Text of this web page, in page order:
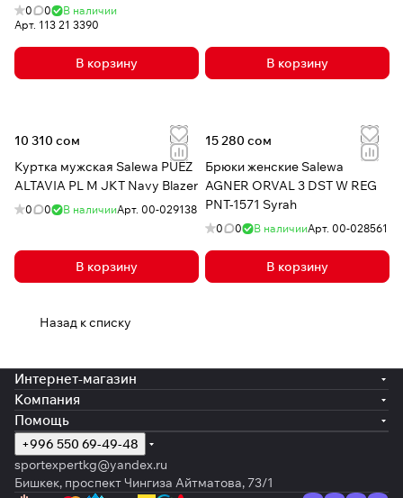
0 0
В наличии
Арт. 113 21 3390
В корзину В корзину
10 310 сом
Куртка мужская Salewa PUEZ
ALTAVIA PL M JKT Navy Blazer
0 0 В наличииАрт. 00-029138
В корзину
15 280 сом
Брюки женские Salewa
AGNER ORVAL 3 DST W REG
PNT-1571 Syrah
0 0 В наличииАрт. 00-028561
В корзину
Назад к списку
Интернет-магазин
Компания
Помощь
+996 550 69-49-48
sportexpertkg@yandex.ru
Бишкек, проспект Чингиза Айтматова, 73/1